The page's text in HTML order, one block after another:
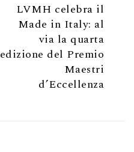
LVMH celebra il
Made in Italy: al
via la quarta
edizione del Premio
Maestri
d’Eccellenza